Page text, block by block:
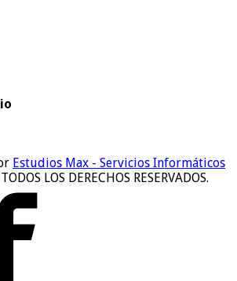
Estudios Max - Servicios Informáticos
LOS DERECHOS RESERVADOS.